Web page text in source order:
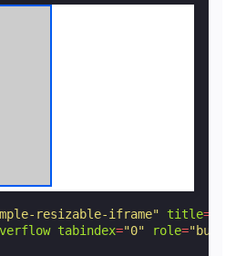
resizable-iframe" title=
tabindex="0" role=